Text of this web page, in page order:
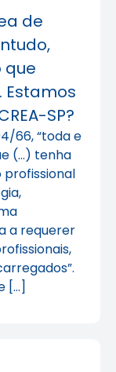
de
Estamos
SP?
66, “toda e
(…) tenha
profissional
a requerer
[…]